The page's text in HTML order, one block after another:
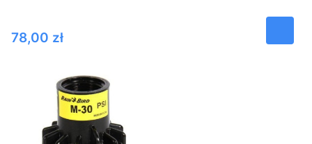
Cena
78,00 zł